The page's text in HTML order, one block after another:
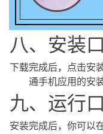
八、安装
下载完成后，点击安
通手机应用的安
九、运行
安装完成后，你可以